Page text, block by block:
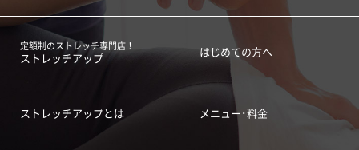
定額制のストレッチ専門店！
ストレッチアップ
はじめての方へ
ストレッチアップとは メニュー･料金